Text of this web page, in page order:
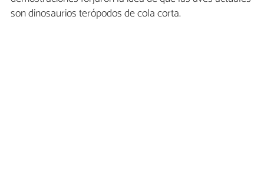
son dinosaurios terópodos de cola corta.